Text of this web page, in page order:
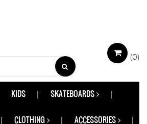
(0)
KIDS
SKATEBOARDS
CLOTHING
ACCESSORIES